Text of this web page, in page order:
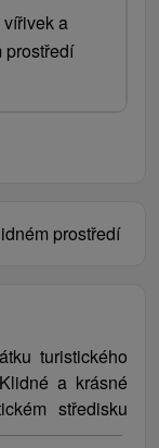
a
prostředí
prostředí
turistického
a krásné
středisku
dovolenou, či